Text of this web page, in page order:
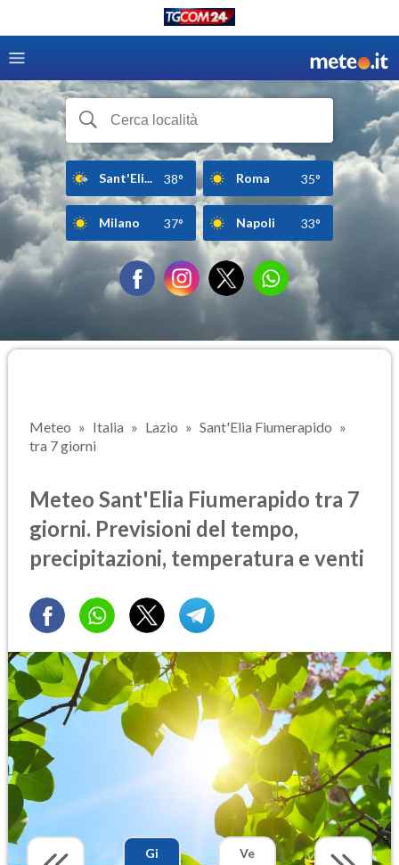
Sant'Eli... 38° Roma 35°
Milano 37° Napoli 33°
Meteo Italia Lazio
Sant'Elia Fiumerapido
tra 7 giorni
Meteo Sant'Elia Fiumerapido tra 7
giorni. Previsioni del tempo,
precipitazioni, temperatura e venti
Gi
Ve